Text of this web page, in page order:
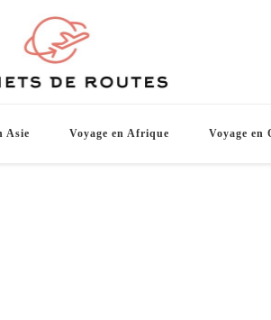
Carnets
Asie Voyage en Afrique Voyage en